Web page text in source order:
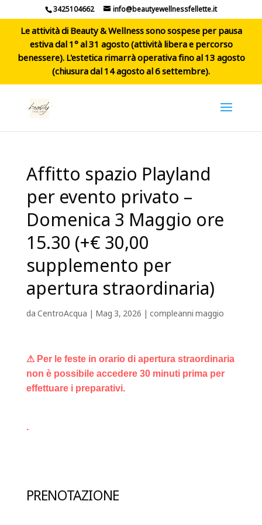
3425104662 info@beautyewellnessfellette.it
Le attività di Beauty & Wellness sono sospese per pausa
estiva dal 1° al 31 agosto (attività libera e percorso
benessere). L'estetica rimarrà operativa fino al 13 agosto
(chiusura dal 14 agosto al 6 settembre).
Affitto spazio Playland
per evento privato –
Domenica 3 Maggio ore
15.30 (+€ 30,00
supplemento per
apertura straordinaria)
daCentroAcqua | Mag 3, 2026 | compleanni maggio
⚠ Per le feste in orario di apertura straordinaria
non è possibile accedere 30 minuti prima per
effettuare i preparativi.
.
PRENOTAZIONE